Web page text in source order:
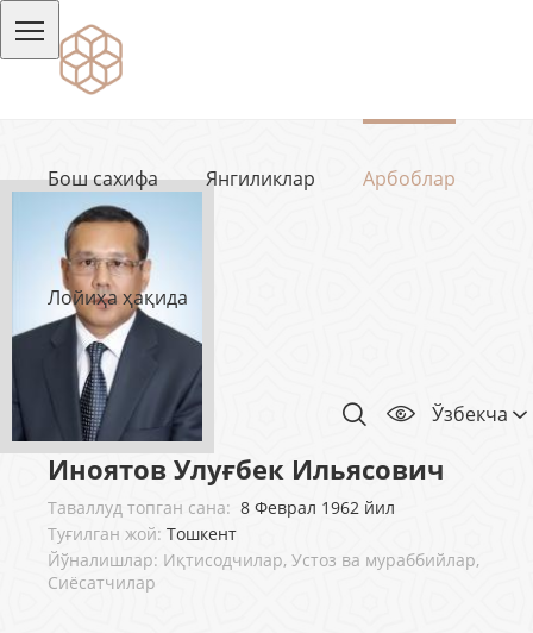
Бош сахифа Янгиликлар Арбоблар
Лойиҳа ҳақида
Ўзбекча
Иноятов Улуғбек Ильясович
Таваллуд топган сана: 8 Феврал 1962 йил
Туғилган жой: Тошкент
Йўналишлар: Иқтисодчилар, Устоз ва мураббийлар,
Сиёсатчилар